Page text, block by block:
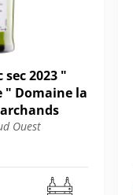
2023 "
" Domaine la
Ouest